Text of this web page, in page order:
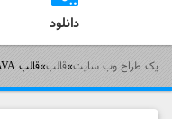
دانلود
یک طراح وب سایت»قالب»قالب AVA برای اسکریپت فروشگاه ساز Virtual Freer